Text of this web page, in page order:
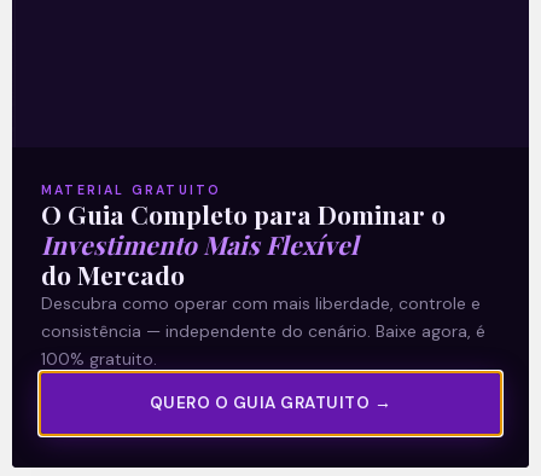
25/06/2021
E EU COM ISSO
MATERIAL GRATUITO
O Guia Completo para Dominar o
Investimento Mais Flexível
do Mercado
Descubra como operar com mais liberdade, controle e
consistência — independente do cenário. Baixe agora, é
100% gratuito.
QUERO O GUIA GRATUITO →